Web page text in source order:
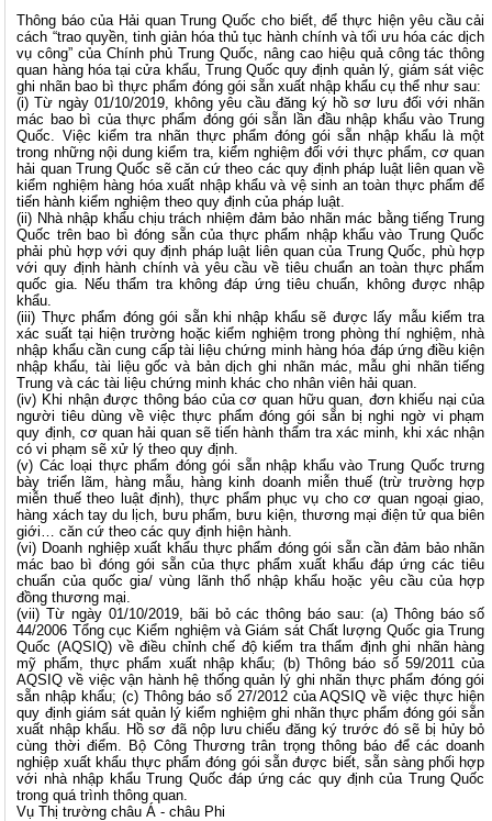
Thông báo của Hải quan Trung Quốc cho biết, để thực hiện yêu cầu cải
cách “trao quyền, tinh giản hóa thủ tục hành chính và tối ưu hóa các dịch
vụ công” của Chính phủ Trung Quốc, nâng cao hiệu quả công tác thông
quan hàng hóa tại cửa khẩu, Trung Quốc quy định quản lý, giám sát việc
ghi nhãn bao bì thực phẩm đóng gói sẵn xuất nhập khẩu cụ thể như sau:
(i) Từ ngày 01/10/2019, không yêu cầu đăng ký hồ sơ lưu đối với nhãn
mác bao bì của thực phẩm đóng gói sẵn lần đầu nhập khẩu vào Trung
Quốc. Việc kiểm tra nhãn thực phẩm đóng gói sẵn nhập khẩu là một
trong những nội dung kiểm tra, kiểm nghiệm đối với thực phẩm, cơ quan
hải quan Trung Quốc sẽ căn cứ theo các quy định pháp luật liên quan về
kiểm nghiệm hàng hóa xuất nhập khẩu và vệ sinh an toàn thực phẩm để
tiến hành kiểm nghiệm theo quy định của pháp luật.
(ii) Nhà nhập khẩu chịu trách nhiệm đảm bảo nhãn mác bằng tiếng Trung
Quốc trên bao bì đóng sẵn của thực phẩm nhập khẩu vào Trung Quốc
phải phù hợp với quy định pháp luật liên quan của Trung Quốc, phù hợp
với quy định hành chính và yêu cầu về tiêu chuẩn an toàn thực phẩm
quốc gia. Nếu thẩm tra không đáp ứng tiêu chuẩn, không được nhập
khẩu.
(iii) Thực phẩm đóng gói sẵn khi nhập khẩu sẽ được lấy mẫu kiểm tra
xác suất tại hiện trường hoặc kiểm nghiệm trong phòng thí nghiệm, nhà
nhập khẩu cần cung cấp tài liệu chứng minh hàng hóa đáp ứng điều kiện
nhập khẩu, tài liệu gốc và bản dịch ghi nhãn mác, mẫu ghi nhãn tiếng
Trung và các tài liệu chứng minh khác cho nhân viên hải quan.
(iv) Khi nhận được thông báo của cơ quan hữu quan, đơn khiếu nại của
người tiêu dùng về việc thực phẩm đóng gói sẵn bị nghi ngờ vi phạm
quy định, cơ quan hải quan sẽ tiến hành thẩm tra xác minh, khi xác nhận
có vi phạm sẽ xử lý theo quy định.
(v) Các loại thực phẩm đóng gói sẵn nhập khẩu vào Trung Quốc trưng
bày triển lãm, hàng mẫu, hàng kinh doanh miễn thuế (trừ trường hợp
miễn thuế theo luật định), thực phẩm phục vụ cho cơ quan ngoại giao,
hàng xách tay du lịch, bưu phẩm, bưu kiện, thương mại điện tử qua biên
giới… căn cứ theo các quy định hiện hành.
(vi) Doanh nghiệp xuất khẩu thực phẩm đóng gói sẵn cần đảm bảo nhãn
mác bao bì đóng gói sẵn của thực phẩm xuất khẩu đáp ứng các tiêu
chuẩn của quốc gia/ vùng lãnh thổ nhập khẩu hoặc yêu cầu của hợp
đồng thương mại.
(vii) Từ ngày 01/10/2019, bãi bỏ các thông báo sau: (a) Thông báo số
44/2006 Tổng cục Kiểm nghiệm và Giám sát Chất lượng Quốc gia Trung
Quốc (AQSIQ) về điều chỉnh chế độ kiểm tra thẩm định ghi nhãn hàng
mỹ phẩm, thực phẩm xuất nhập khẩu; (b) Thông báo số 59/2011 của
AQSIQ về việc vận hành hệ thống quản lý ghi nhãn thực phẩm đóng gói
sẵn nhập khẩu; (c) Thông báo số 27/2012 của AQSIQ về việc thực hiện
quy định giám sát quản lý kiểm nghiệm ghi nhãn thực phẩm đóng gói sẵn
xuất nhập khẩu. Hồ sơ đã nộp lưu chiểu đăng ký trước đó sẽ bị hủy bỏ
cùng thời điểm. Bộ Công Thương trân trọng thông báo để các doanh
nghiệp xuất khẩu thực phẩm đóng gói sẵn được biết, sẵn sàng phối hợp
với nhà nhập khẩu Trung Quốc đáp ứng các quy định của Trung Quốc
trong quá trình thông quan.
Vụ Thị trường châu Á - châu Phi